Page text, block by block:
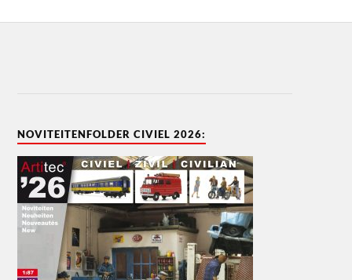
NOVITEITENFOLDER CIVIEL 2026: